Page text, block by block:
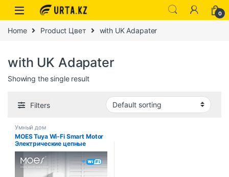
0
Home Product Цвет with UK Adapater
with UK Adapater
Showing the single result
Filters
Умный дом
MOES Tuya Wi-Fi Smart Motor
Электрические цепные
рулонные шторы Привод
затвора RF Дистанционный
комплект Приложение Smart
Life через Alexa/Google